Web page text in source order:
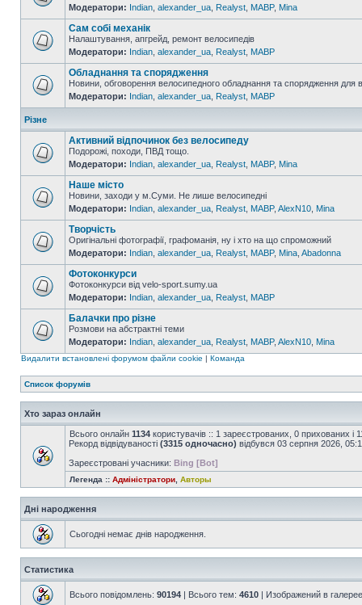
Модератори: Indian alexander_ua Realyst MABP, Mina
Сам собі механік
Налаштування, апгрейд, ремонт велосипедів
Модератори: Indian alexander_ua Realyst MABP
Обладнання та спорядження
Новини, обговорення велосипедного обладнання та спорядження для
Модератори: Indian alexander_ua Realyst MABP
Різне
Активний відпочинок без велосипеду
Подорожі, походи, ПВД тощо.
Модератори: Indian alexander_ua Realyst MABP, Mina
Наше місто
Новини, заходи у м.Суми. Не лише велосипедні
Модератори: Indian alexander_ua Realyst MABP, AlexN10 Mina
Творчість
Оригінальні фотографії, графоманія, ну і хто на що спроможний
Модератори: Indian alexander_ua Realyst MABP, Mina Abadonna
Фотоконкурси
Фотоконкурси від velo-sport.sumy.ua
Модератори: Indian alexander_ua Realyst MABP
Балачки про різне
Розмови на абстрактні теми
Модератори: Indian alexander_ua Realyst MABP, AlexN10 Mina
Видалити встановлені форумом файли cookie | Команда
Список форумів
Хто зараз онлайн
Всього онлайн 1134 користувачів :: 1 зареєстрованих, 0 прихованих і
Рекорд відвідуваності (3315 одночасно) відбувся 03 серпня 2026,
Зареєстровані учасники: Bing [Bot]
Легенда :: Адміністратори Авторы
Дні народження
Сьогодні немає днів народження.
Статистика
Всього повідомлень: 90194 | Всього тем: 4610 | Изображений в